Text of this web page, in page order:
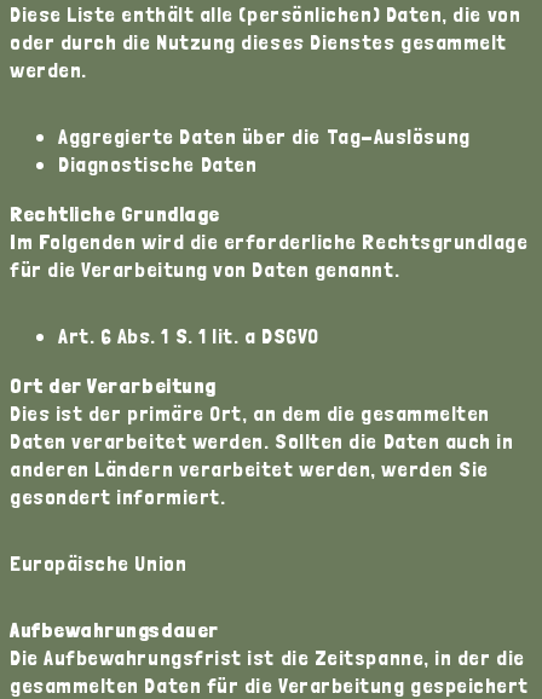
Diese Liste enthält alle (persönlichen) Daten, die von
oder durch die Nutzung dieses Dienstes gesammelt
werden.
Aggregierte Daten über die Tag-Auslösung
Diagnostische Daten
Rechtliche Grundlage
Im Folgenden wird die erforderliche Rechtsgrundlage
für die Verarbeitung von Daten genannt.
Art. 6 Abs. 1 S. 1 lit. a DSGVO
Ort der Verarbeitung
Dies ist der primäre Ort, an dem die gesammelten
Daten verarbeitet werden. Sollten die Daten auch in
anderen Ländern verarbeitet werden, werden Sie
gesondert informiert.
Europäische Union
Aufbewahrungsdauer
Die Aufbewahrungsfrist ist die Zeitspanne, in der die
gesammelten Daten für die Verarbeitung gespeichert